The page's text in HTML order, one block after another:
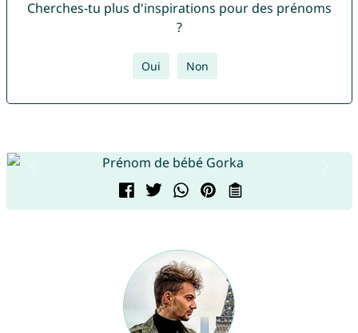
Cherches-tu plus d'inspirations pour des prénoms
?
Oui Non